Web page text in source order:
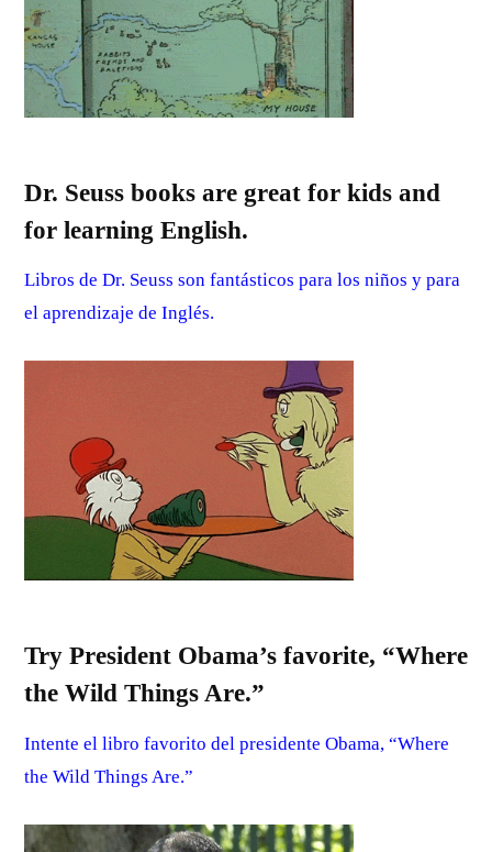
Dr. Seuss books are great for kids and
for learning English.
Libros de Dr. Seuss son fantásticos para los niños y para
el aprendizaje de Inglés.
Try President Obama’s favorite, “Where
the Wild Things Are.”
Intente el libro favorito del presidente Obama, “Where
the Wild Things Are.”